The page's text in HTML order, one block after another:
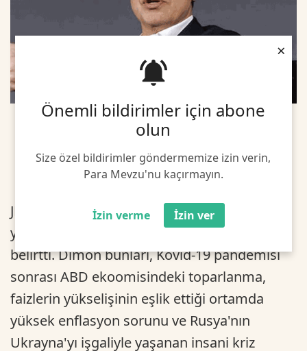
Önemli bildirimler için abone
olun
Size özel bildirimler göndermemize izin verin,
Para Mevzu'nu kaçırmayın.
İzin verme İzin ver
×
JP Morgan CEO'su Jamie Dimon gelecek on
yıllarda dünyayı 3 faktörün şekillendireceğini
belirtti. Dimon bunları, Kovid-19 pandemisi
sonrası ABD ekoomisindeki toparlanma,
faizlerin yükselişinin eşlik ettiği ortamda
yüksek enflasyon sorunu ve Rusya'nın
Ukrayna'yı işgaliyle yaşanan insani kriz